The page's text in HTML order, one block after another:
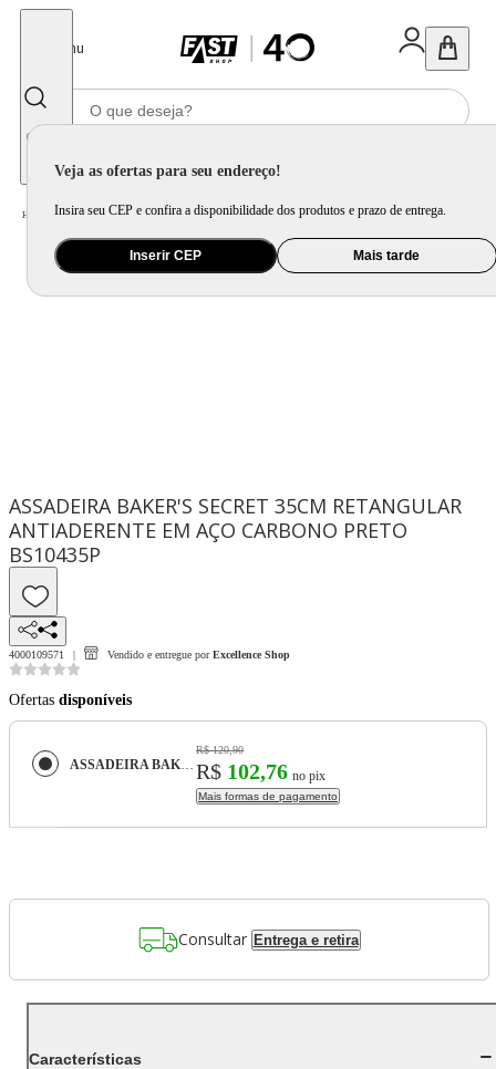
Menu
Veja as ofertas para seu endereço!
Insira seu CEP e confira a disponibilidade dos produtos e prazo de entrega.
Inserir CEP Mais tarde
Home Utilidade Doméstica Cozinha / Assadeira, Forma e Travessa
ASSADEIRA BAKER'S SECRET 35CM RETANGULAR
ANTIADERENTE EM AÇO CARBONO PRETO
BS10435P
4000109571 Vendido e entregue por Excellence Shop
Ofertas disponíveis
ASSADEIRA BAKER'S SECRET 35CM RETANGULAR ANTIADERENTE EM AÇO CARBONO PRETO BS10435P
R$ 120,90
R$ 102,76 no pix
Mais formas de pagamento
Consultar Entrega e retira
Características